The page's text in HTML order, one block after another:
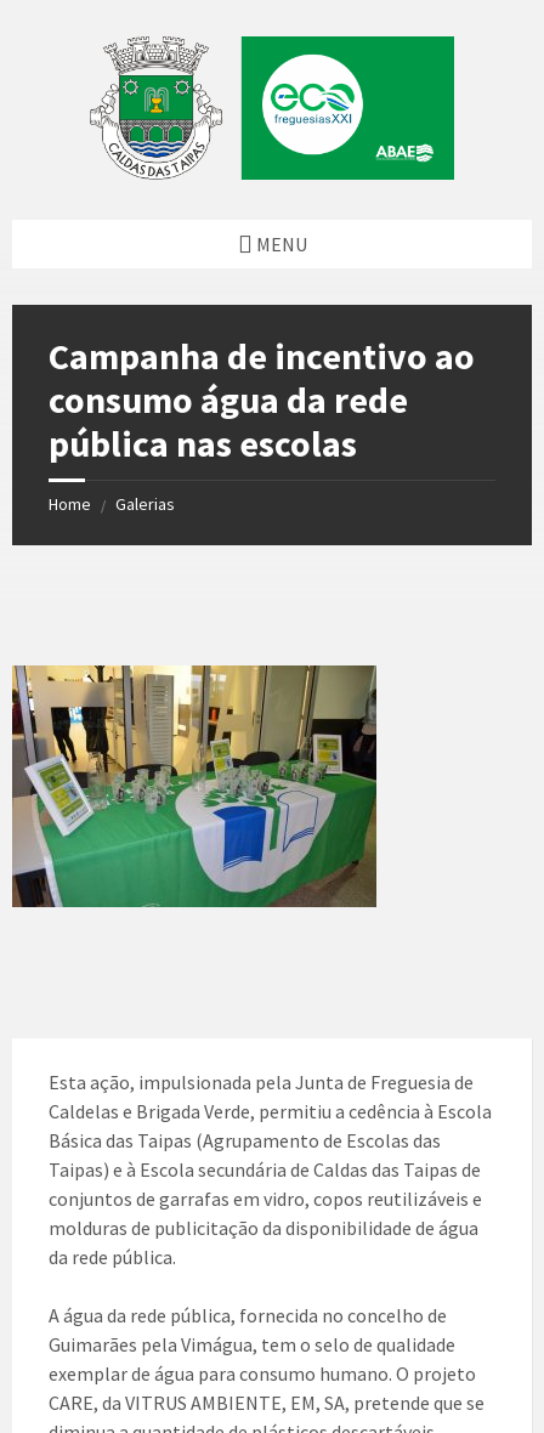
MENU
Campanha de incentivo ao
consumo água da rede
pública nas escolas
Home / Galerias
Esta ação, impulsionada pela Junta de Freguesia de
Caldelas e Brigada Verde, permitiu a cedência à Escola
Básica das Taipas (Agrupamento de Escolas das
Taipas) e à Escola secundária de Caldas das Taipas de
conjuntos de garrafas em vidro, copos reutilizáveis e
molduras de publicitação da disponibilidade de água
da rede pública.
A água da rede pública, fornecida no concelho de
Guimarães pela Vimágua, tem o selo de qualidade
exemplar de água para consumo humano. O projeto
CARE, da VITRUS AMBIENTE, EM, SA, pretende que se